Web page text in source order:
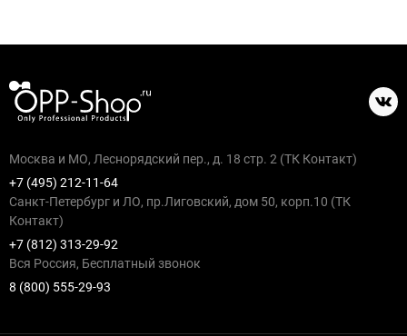
Москва и МО, Леснорядский пер., д. 18 стр. 2 (ТК Контакт)
+7 (495) 212-11-64
Санкт-Петербург и ЛО, пр.Лиговский, дом 50, корп.10 (ТК
Контакт)
+7 (812) 313-29-92
Вся Россия, Бесплатный звонок
8 (800) 555-29-93